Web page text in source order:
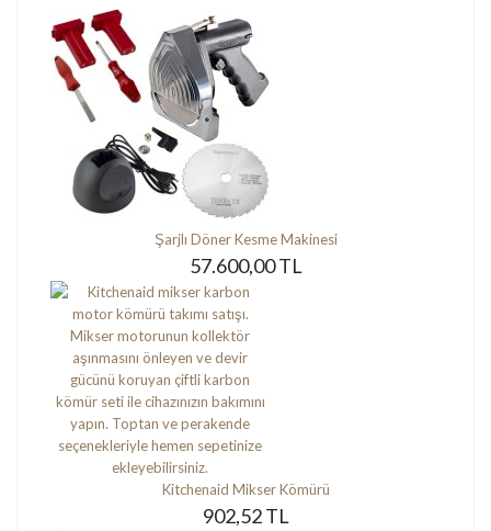
Şarjlı Döner Kesme Makinesi
57.600,00 TL
Kitchenaid Mikser Kömürü
902,52 TL